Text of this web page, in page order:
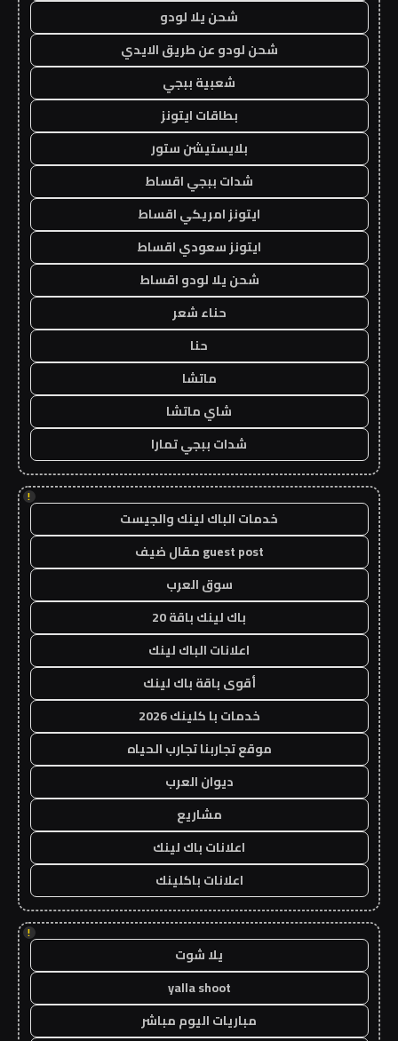
شحن يلا لودو
شحن لودو عن طريق الايدي
شعبية ببجي
بطاقات ايتونز
بلايستيشن ستور
شدات ببجي اقساط
ايتونز امريكي اقساط
ايتونز سعودي اقساط
شحن يلا لودو اقساط
حناء شعر
حنا
ماتشا
شاي ماتشا
شدات ببجي تمارا
!
خدمات الباك لينك والجيست
guest post مقال ضيف
سوق العرب
باك لينك باقة 20
اعلانات الباك لينك
أقوى باقة باك لينك
خدمات با كلينك 2026
موقع تجاربنا تجارب الحياه
ديوان العرب
مشاريع
اعلانات باك لينك
اعلانات باكلينك
!
يلا شوت
yalla shoot
مباريات اليوم مباشر